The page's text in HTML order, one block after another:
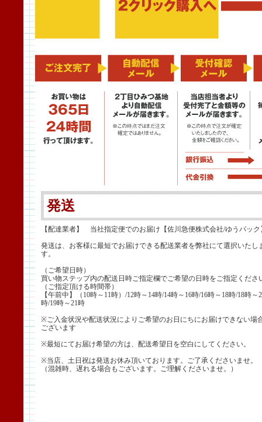
発送
【配達業者】 当社指定便でのお届け【佐川急便株式会社/ゆうパック
発送は、お客様に最短でお届けできる配送業者を弊社にて選択いたし
す。
（ご希望日時）
買い物ステップ内の配送日時ご指定欄でご希望の日時をご指定くださ
（ご指定頂ける時間帯）
【午前中】（10時～11時）/12時～14時/14時～16時/16時～18時/18時～
時/19時～21時
※ご入金状況や配送状況によりご希望のお日にちにお届けできない場
ございます
※最短にてお届け希望の方は、配送希望日を空白にしてください。
※当店、土日祝は発送お休み頂いております。ご了承くださいませ。
（混雑時、遅れる場合もございます。ご理解くださいませ。）